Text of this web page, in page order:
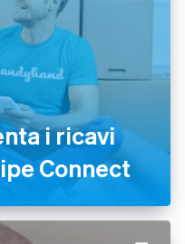
i ricavi
Connect